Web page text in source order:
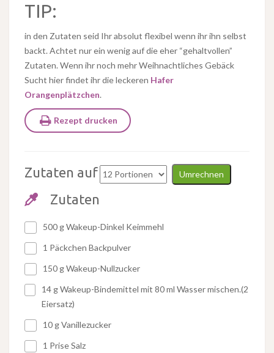
TIP:
in den Zutaten seid Ihr absolut flexibel wenn ihr ihn selbst
backt. Achtet nur ein wenig auf die eher “gehaltvollen”
Zutaten. Wenn ihr noch mehr Weihnachtliches Gebäck
Sucht hier findet ihr die leckeren Hafer
Orangenplätzchen.
Rezept drucken
Zutaten auf Umrechnen
Zutaten
500 g Wakeup-Dinkel Keimmehl
1 Päckchen Backpulver
150 g Wakeup-Nullzucker
14 g Wakeup-Bindemittel mit 80 ml Wasser mischen.(2
Eiersatz)
10 g Vanillezucker
1 Prise Salz